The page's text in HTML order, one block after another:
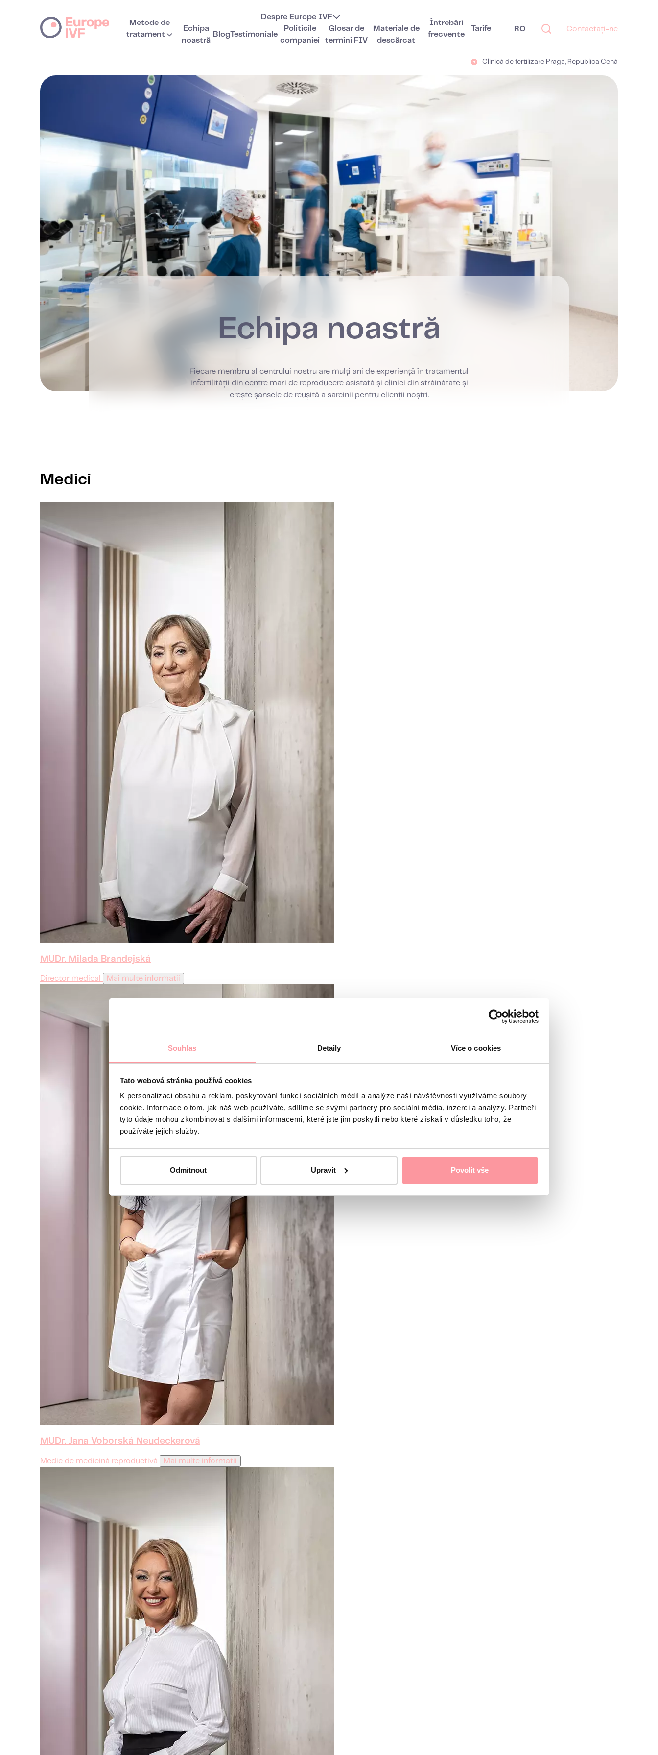
Souhlas Detaily Více o cookies
Tato webová stránka používá cookies
K personalizaci obsahu a reklam, poskytování funkcí sociálních médií a analýze naší návštěvnosti využíváme soubory
cookie. Informace o tom, jak náš web používáte, sdílíme se svými partnery pro sociální média, inzerci a analýzy. Partneři
tyto údaje mohou zkombinovat s dalšími informacemi, které jste jim poskytli nebo které získali v důsledku toho, že
používáte jejich služby.
Odmítnout Upravit Povolit vše
Metode de
tratament
Despre Europe IVF
Echipa
noastră
BlogTestimoniale
Politicile
companiei
Glosar de
termini FIV
Materiale de
descărcat
Întrebări
frecvente
Tarife RO Contactați-ne
Clinică de fertilizare Praga, Republica Cehă
Echipa noastră
Fiecare membru al centrului nostru are mulți ani de experiență în tratamentul
infertilității din centre mari de reproducere asistată și clinici din străinătate și
crește șansele de reușită a sarcinii pentru clienții noștri.
Medici
MUDr. Milada Brandejská
Director medical Mai multe informatii
MUDr. Jana Voborská Neudeckerová
Medic de medicină reproductivă Mai multe informatii